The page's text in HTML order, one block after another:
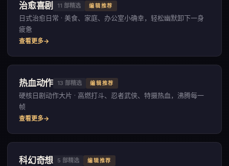
治愈喜剧 11 部精选 编辑推荐
日式治愈日常 · 美食、家庭、办公室小确幸，轻松幽默卸下一身
疲惫
查看更多
热血动作 13 部精选 编辑推荐
硬核日剧动作大片 · 高燃打斗、忍者武侠、特摄热血，沸腾每一
帧
查看更多
科幻奇想 5 部精选 编辑推荐